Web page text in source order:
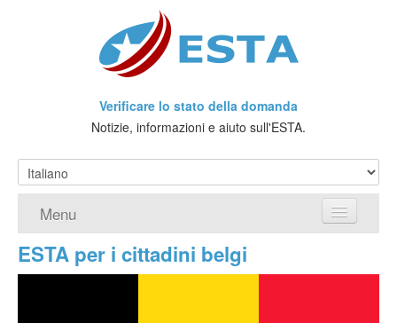
Verificare lo stato della domanda
Notizie, informazioni e aiuto sull'ESTA.
Menu
Home
ESTA per i cittadini belgi